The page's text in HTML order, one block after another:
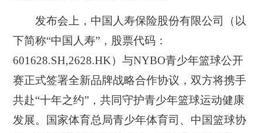
发布会上，中国人寿保险股份有限公司（以
下简称“中国人寿”，股票代码：
601628.SH,2628.HK）与NYBO青少年篮球公开
赛正式签署全新品牌战略合作协议，双方将携手
共赴“十年之约”，共同守护青少年篮球运动健康
发展。国家体育总局青少年体育司、中国篮球协